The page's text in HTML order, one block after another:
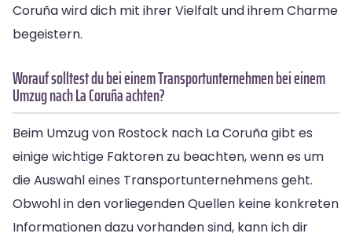
Coruña wird dich mit ihrer Vielfalt und ihrem Charme
begeistern.
Worauf solltest du bei einem Transportunternehmen bei einem
Umzug nach La Coruña achten?
Beim Umzug von Rostock nach La Coruña gibt es
einige wichtige Faktoren zu beachten, wenn es um
die Auswahl eines Transportunternehmens geht.
Obwohl in den vorliegenden Quellen keine konkreten
Informationen dazu vorhanden sind, kann ich dir